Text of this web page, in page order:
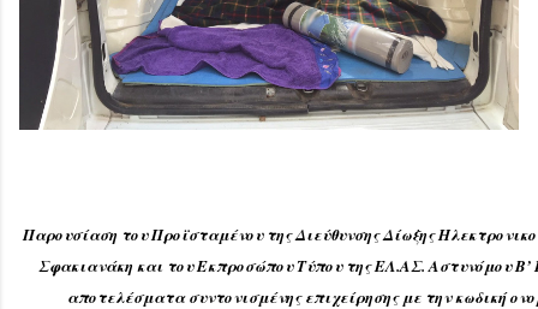
Παρουσίαση του Προϊσταμένου της Διεύθυνσης Δίωξης
Σφακιανάκη και του Εκπροσώπου Τύπου της ΕΛ.ΑΣ. Αστυνόμου
αποτελέσματα συντονισμένης επιχείρησης με την κωδική